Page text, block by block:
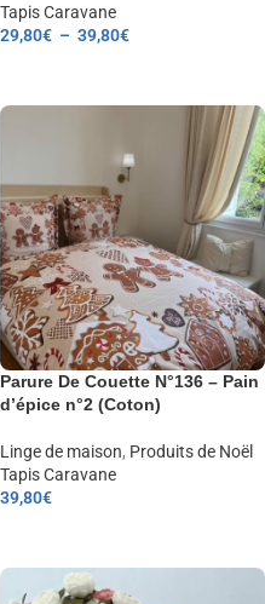
Tapis Caravane
29,80€ – 39,80€
Parure De Couette N°136 – Pain
d’épice n°2 (Coton)
Linge de maison, Produits de Noël
Tapis Caravane
39,80€